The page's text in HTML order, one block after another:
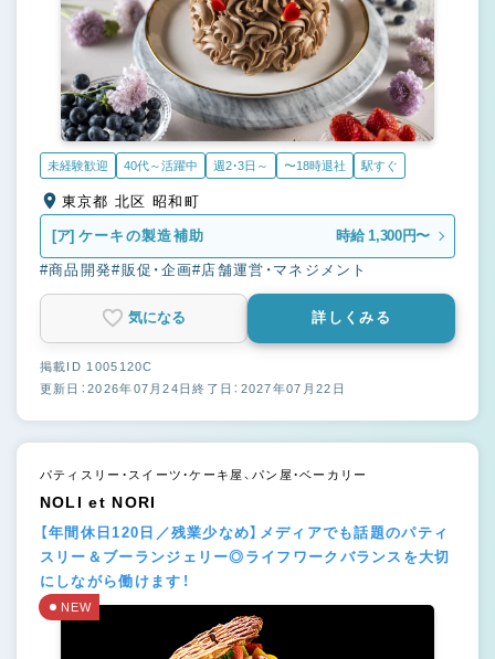
未経験歓迎 40代～活躍中 週2・3日～ 〜18時退社 駅すぐ
東京都 北区 昭和町
[ア] ケーキの製造補助 時給 1,300円〜
#商品開発#販促・企画#店舗運営・マネジメント
気になる 詳しくみる
掲載ID 1005120C
更新日：2026年07月24日終了日：2027年07月22日
パティスリー・スイーツ・ケーキ屋、パン屋・ベーカリー
NOLI et NORI
【年間休日120日／残業少なめ】メディアでも話題のパティ
スリー＆ブーランジェリー◎ライフワークバランスを大切
にしながら働けます！
NEW